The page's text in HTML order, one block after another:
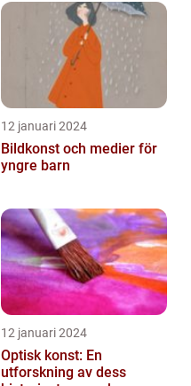
12 januari 2024
Bildkonst och medier för
yngre barn
12 januari 2024
Optisk konst: En
utforskning av dess